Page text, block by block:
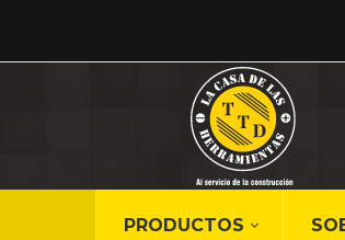
PRODUCTOS